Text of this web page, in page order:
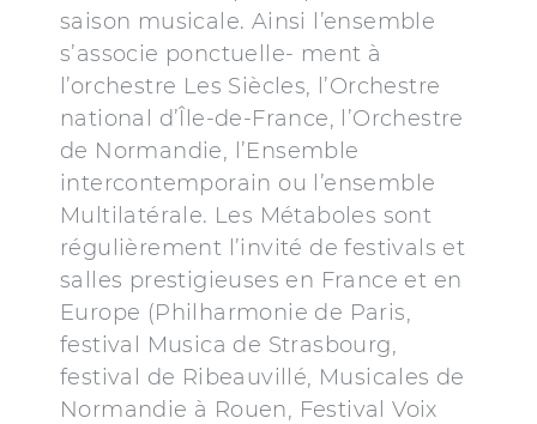
saison musicale. Ainsi l’ensemble
s’associe ponctuelle- ment à
l’orchestre Les Siècles, l’Orchestre
national d’Île-de-France, l’Orchestre
de Normandie, l’Ensemble
intercontemporain ou l’ensemble
Multilatérale. Les Métaboles sont
régulièrement l’invité de festivals et
salles prestigieuses en France et en
Europe (Philharmonie de Paris,
festival Musica de Strasbourg,
festival de Ribeauvillé, Musicales de
Normandie à Rouen, Festival Voix